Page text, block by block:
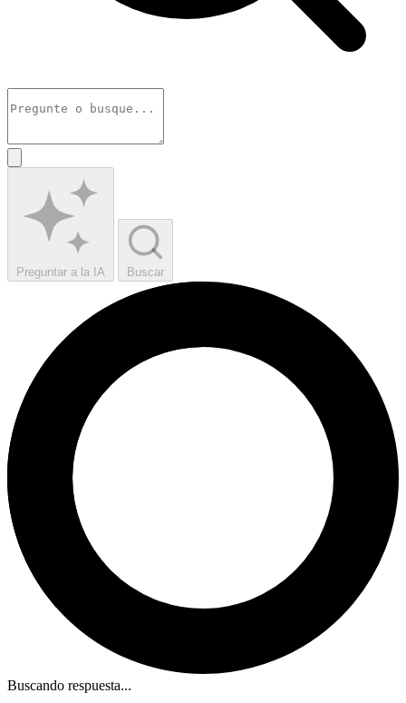
Preguntar a la IA Buscar
Buscando respuesta...